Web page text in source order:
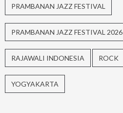
PRAMBANAN JAZZ FESTIVAL
PRAMBANAN JAZZ FESTIVAL 2026
RAJAWALI INDONESIA ROCK
YOGYAKARTA